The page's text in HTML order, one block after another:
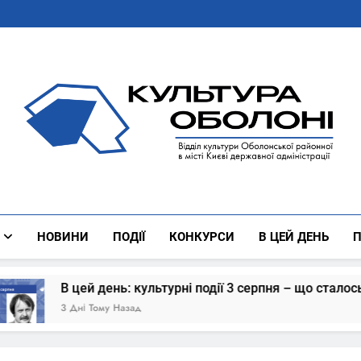
Культура Оболоні
НОВИНИ ПОДІЇ КОНКУРСИ В ЦЕЙ ДЕНЬ
події 3 серпня – що сталось В цей день: